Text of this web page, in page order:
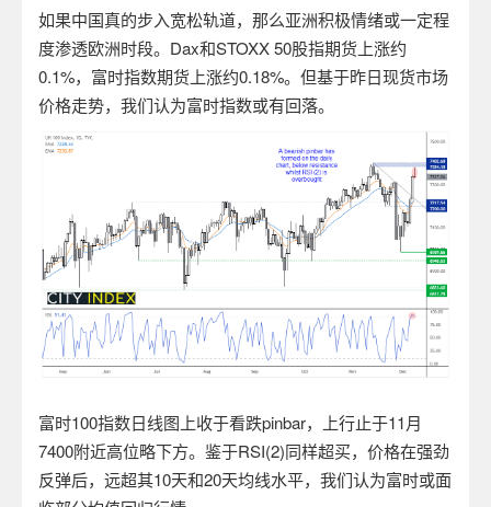
如果中国真的步入宽松轨道，那么亚洲积极情绪或一定程
度渗透欧洲时段。Dax和STOXX 50股指期货上涨约
0.1%，富时指数期货上涨约0.18%。但基于昨日现货市场
价格走势，我们认为富时指数或有回落。
富时100指数日线图上收于看跌pinbar，上行止于11月
7400附近高位略下方。鉴于RSI(2)同样超买，价格在强劲
反弹后，远超其10天和20天均线水平，我们认为富时或面